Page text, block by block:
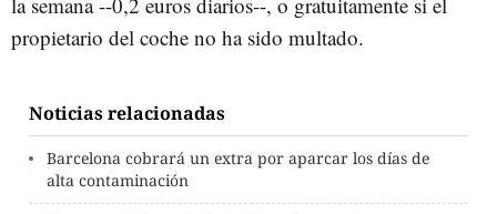
propietario del coche no ha sido multado.
Noticias relacionadas
Barcelona cobrará un extra por aparcar los días de
alta contaminación